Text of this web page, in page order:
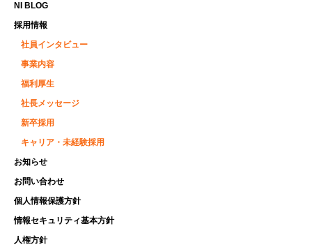
NI BLOG
採用情報
社員インタビュー
事業内容
福利厚生
社長メッセージ
新卒採用
キャリア・未経験採用
お知らせ
お問い合わせ
個人情報保護方針
情報セキュリティ基本方針
人権方針